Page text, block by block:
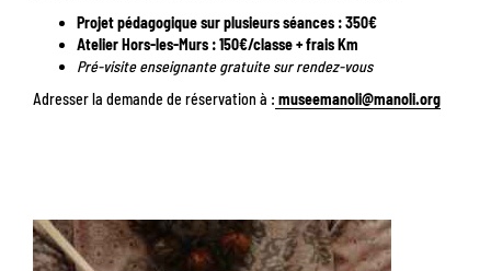
Projet pédagogique sur plusieurs séances : 350€
Atelier Hors-les-Murs : 150€/classe + frais Km
Pré-visite enseignante gratuite sur rendez-vous
Adresser la demande de réservation à : museemanoli@manoli.org